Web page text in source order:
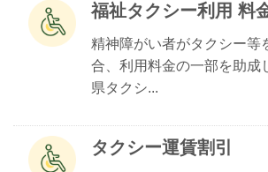
福祉タクシー利用 料
精神障がい者がタクシー等
合、利用料金の一部を助成
県タクシ...
タクシー運賃割引